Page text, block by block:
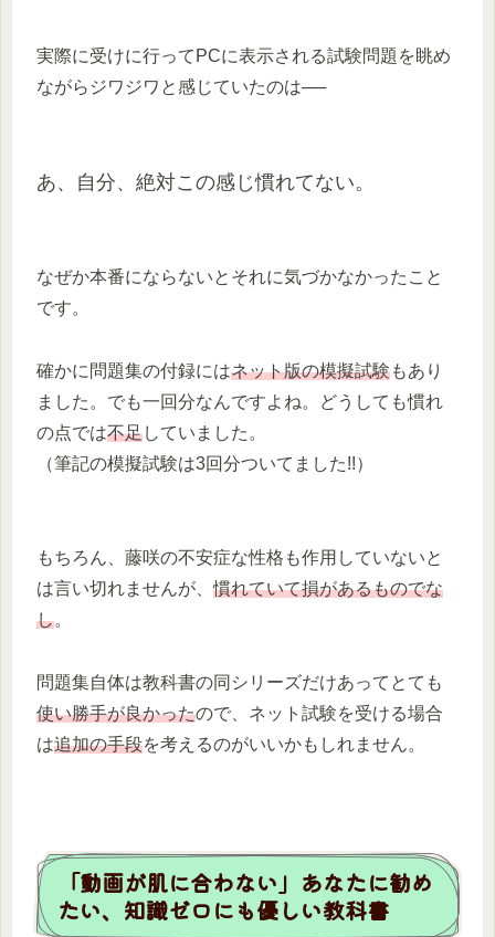
実際に受けに行ってPCに表示される試験問題を眺め
ながらジワジワと感じていたのは──
あ、自分、絶対この感じ慣れてない。
なぜか本番にならないとそれに気づかなかったこと
です。
確かに問題集の付録にはネット版の模擬試験もあり
ました。でも一回分なんですよね。どうしても慣れ
の点では不足していました。
（筆記の模擬試験は3回分ついてました!!）
もちろん、藤咲の不安症な性格も作用していないと
は言い切れませんが、慣れていて損があるものでな
し。
問題集自体は教科書の同シリーズだけあってとても
使い勝手が良かったので、ネット試験を受ける場合
は追加の手段を考えるのがいいかもしれません。
「動画が肌に合わない」あなたに勧め
たい、知識ゼロにも優しい教科書